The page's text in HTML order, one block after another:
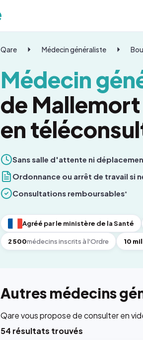
Qare Médecin généraliste
Médecin
de
en
Sans salle d'attente ni
Ordonnance ou arrêt de travail si
Consultations remboursables*
Agréé par le ministère de la Santé
2 500médecins inscrits à l'Ordre 10
Autres médecins
Qare vous propose de consulter en
54 résultats trouvés